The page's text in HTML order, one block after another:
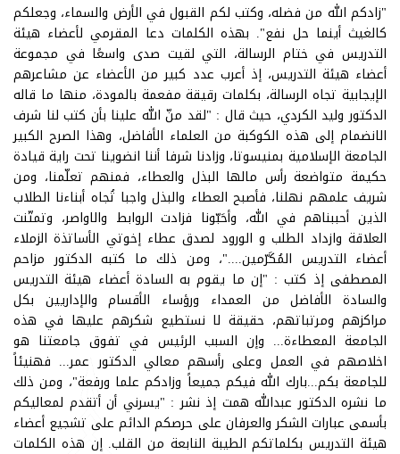
"زادكم الله من فضله، وكتب لكم القبول في الأرض والسماء، وجعلكم
كالغيث أينما حل نفع". بهذه الكلمات دعا المقرمي لأعضاء هيئة
التدريس في ختام الرسالة، التي لقيت صدى واسعًا في مجموعة
أعضاء هيئة التدريس، إذ أعرب عدد كبير من الأعضاء عن مشاعرهم
الإيجابية تجاه الرسالة، بكلمات رقيقة مفعمة بالمودة، منها ما قاله
الدكتور وليد الكردي، حيث قال : "لقد منّ الله علينا بأن كتب لنا شرف
الانضمام إلى هذه الكوكبة من العلماء الأفاضل، وهذا الصرح الكبير
الجامعة الإسلامية بمنيسوتا، وزادنا شرفا أننا انضوينا تحت راية قيادة
حكيمة متواضعة رأس مالها البذل والعطاء، فمنهم تعلّمنا، ومن
شريف علمهم نهلنا، فأصبح العطاء والبذل واجبا تُجاه أبناءنا الطلاب
الذين أحببناهم في الله، وأحَبّونا فزادت الروابط والاواصر، وتمتّنت
العلاقة وازداد الطلب و الورود لصدق عطاء إخوتي الأساتذة الزملاء
أعضاء التدريس المُكَرّمين...."، ومن ذلك ما كتبه الدكتور مزاحم
المصطفى إذ كتب : "إن ما يقوم به السادة أعضاء هيئة التدريس
والسادة الأفاضل من العمداء ورؤساء الأقسام والإداريين بكل
مراكزهم ومرتباتهم، حقيقة لا نستطيع شكرهم عليها في هذه
الجامعة المعطاءة... وإن السبب الرئيس في تفوق جامعتنا هو
اخلاصهم في العمل وعلى رأسهم معالي الدكتور عمر... فهنيئاً
للجامعة بكم...بارك الله فيكم جميعاً وزادكم علما ورفعة"، ومن ذلك
ما نشره الدكتور عبدالله همت إذ نشر : "يسرني أن أتقدم لمعاليكم
بأسمى عبارات الشكر والعرفان على حرصكم الدائم على تشجيع أعضاء
هيئة التدريس بكلماتكم الطيبة النابعة من القلب. إن هذه الكلمات